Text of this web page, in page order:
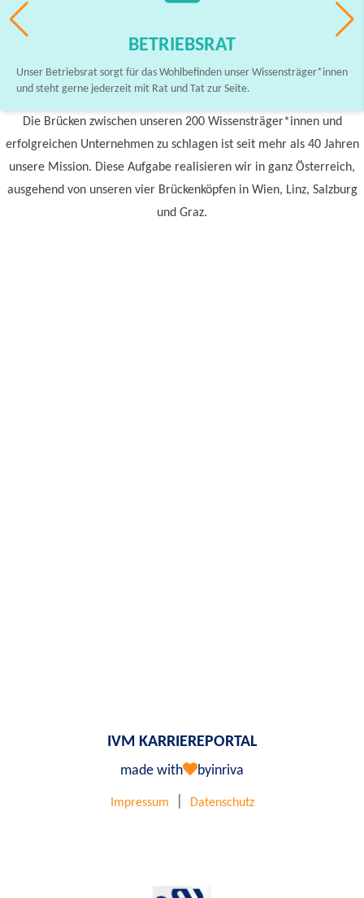
BETRIEBSRAT
Unser Betriebsrat sorgt für das Wohlbefinden unser Wissensträger*innen
und steht gerne jederzeit mit Rat und Tat zur Seite.
Die Brücken zwischen unseren 200 Wissensträger*innen und
erfolgreichen Unternehmen zu schlagen ist seit mehr als 40 Jahren
unsere Mission. Diese Aufgabe realisieren wir in ganz Österreich,
ausgehend von unseren vier Brückenköpfen in Wien, Linz, Salzburg
und Graz.
IVM KARRIEREPORTAL
made with byinriva
Impressum Datenschutz